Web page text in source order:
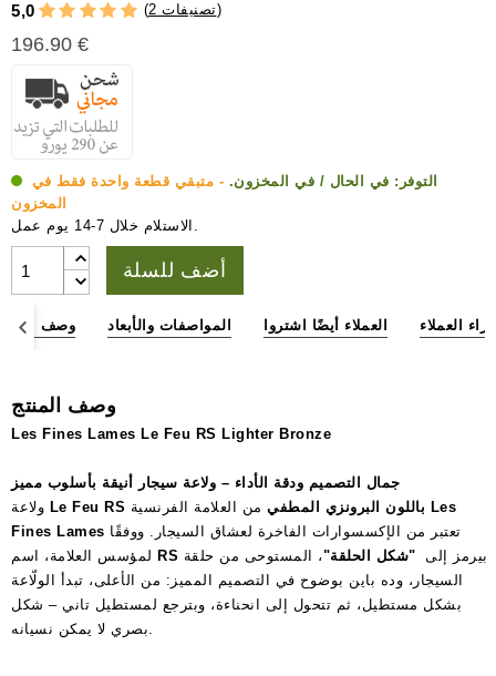
5,0 ( 2 تصنيفات)
196.90 €
التوفر: في الحال / في المخزون. - متبقي قطعة واحدة فقط في
المخزون
الاستلام خلال 7-14 يوم عمل.
أضف للسلة
وصف المواصفات والأبعاد العملاء أيضًا اشتروا آراء العملاء
وصف المنتج
Les Fines Lames Le Feu RS Lighter Bronze
جمال التصميم ودقة الأداء – ولاعة سيجار أنيقة بأسلوب مميز
Le Feu RS باللون البرونزي المطفي Les
Fines Lames
RS بيرمز إلى "شكل الحلقة"، المستوحى من حلقة
السيجار، وده باين بوضوح في التصميم المميز: من الأعلى، تبدأ الولّاعة
بشكل مستطيل، ثم تتحول إلى انحناءة، وبترجع لمستطيل تاني – شكل
بصري لا يمكن نسيانه.